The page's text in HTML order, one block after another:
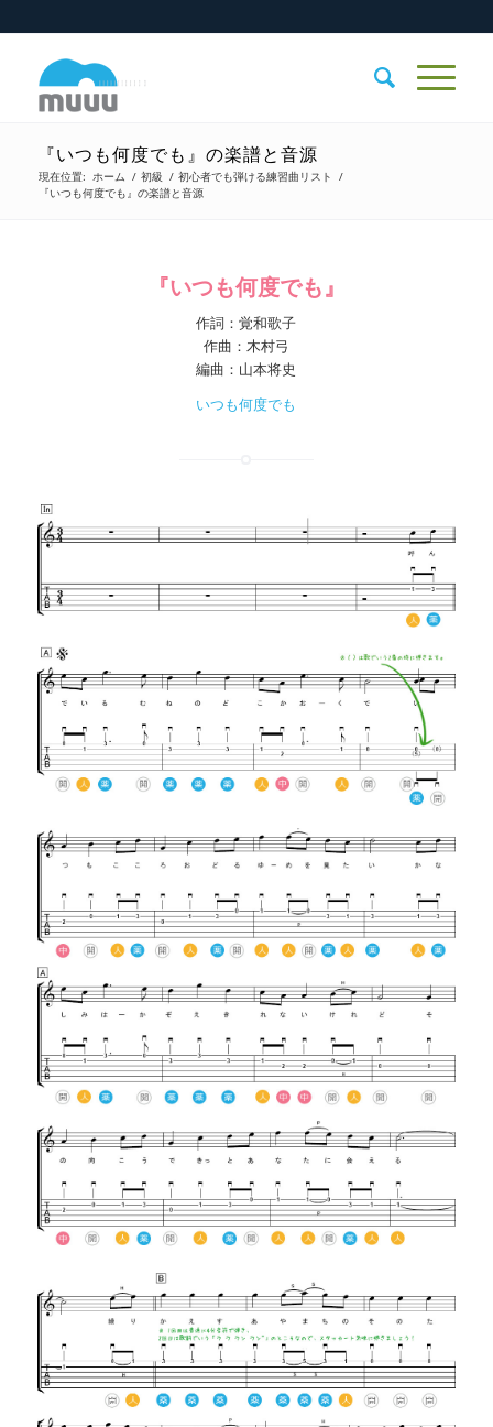
『いつも何度でも』の楽譜と音源
現在位置: ホーム / 初級 / 初心者でも弾ける練習曲リスト /
『いつも何度でも』の楽譜と音源
『いつも何度でも』
作詞：覚和歌子
作曲：木村弓
編曲：山本将史
いつも何度でも